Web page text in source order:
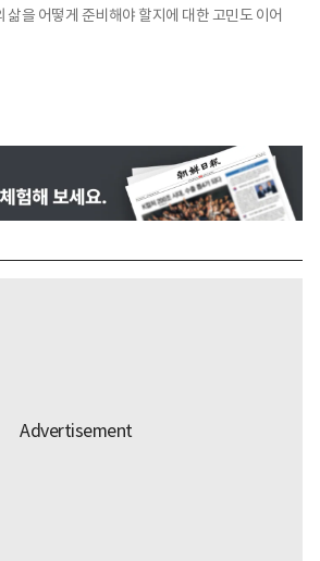
삶을 어떻게 준비해야 할지에 대한 고민도 이어